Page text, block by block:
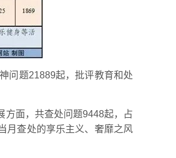
问题21889起，批评教育和处
方面，共查处问题9448起，占
月查处的享乐主义、奢靡之风